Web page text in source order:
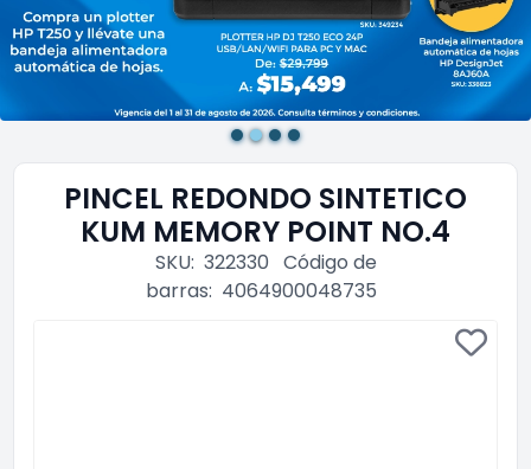
PINCEL REDONDO SINTETICO
KUM MEMORY POINT NO.4
SKU: 322330 Código de
barras: 4064900048735